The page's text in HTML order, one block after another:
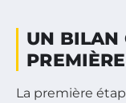
UN BILAN
La première